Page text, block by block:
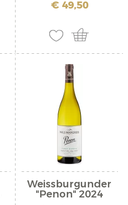
€ 49,50
Weissburgunder
"Penon" 2024